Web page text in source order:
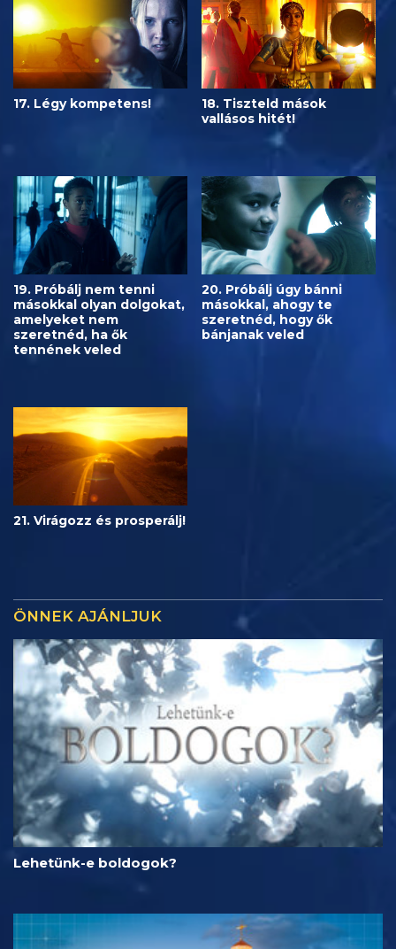
17. Légy kompetens!
18. Tiszteld mások
vallásos hitét!
19. Próbálj nem tenni
másokkal olyan dolgokat,
amelyeket nem
szeretnéd, ha ők
tennének veled
20. Próbálj úgy bánni
másokkal, ahogy te
szeretnéd, hogy ők
bánjanak veled
21. Virágozz és prosperálj!
ÖNNEK AJÁNLJUK
Lehetünk-e boldogok?